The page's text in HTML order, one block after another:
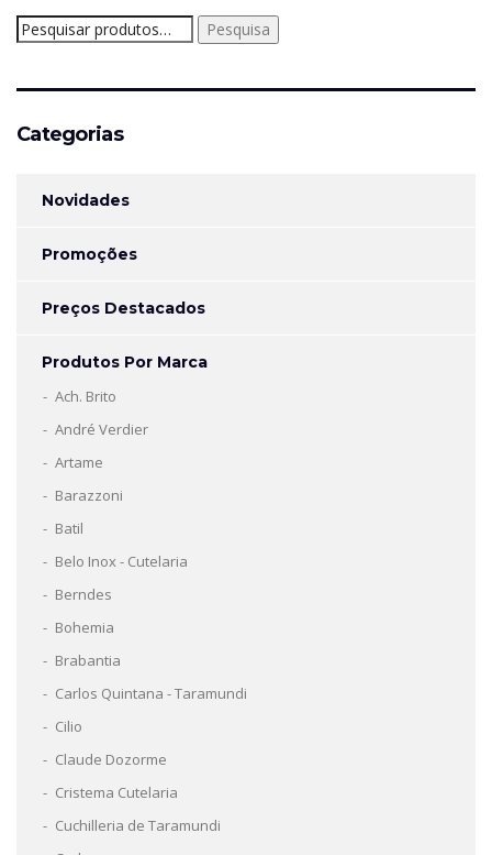
Pesquisar
por:
Pesquisa
Categorias
Novidades
Promoções
Preços Destacados
Produtos Por Marca
Ach. Brito
André Verdier
Artame
Barazzoni
Batil
Belo Inox - Cutelaria
Berndes
Bohemia
Brabantia
Carlos Quintana - Taramundi
Cilio
Claude Dozorme
Cristema Cutelaria
Cuchilleria de Taramundi